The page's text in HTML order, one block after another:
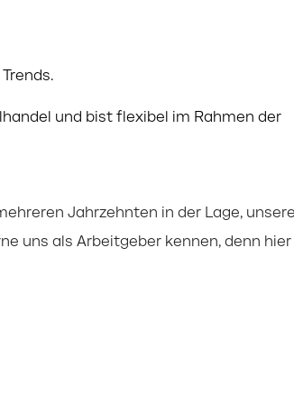
und bist flexibel im Rahmen der
Jahrzehnten in der Lage,
uns als Arbeitgeber kennen, denn hier